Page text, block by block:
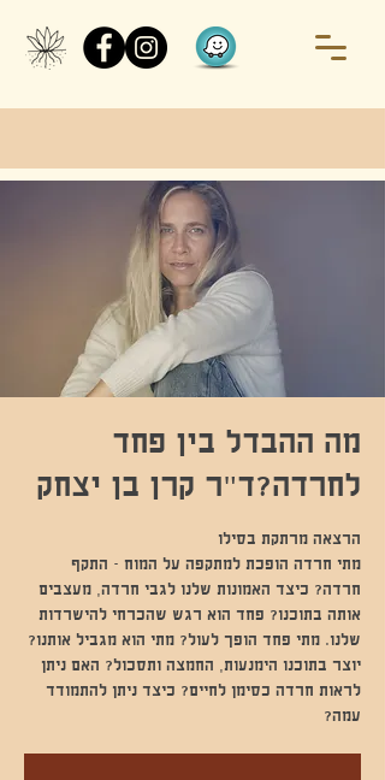
מה ההבדל בין פחד
לחרדה?ד״ר קרן בן יצחק
מתי חרדה הופכת למתקפה על המוח - התקף
חרדה? כיצד האמונות שלנו לגבי חרדה, מעצבים
אותה בתוכנו? פחד הוא רגש שהכרחי להישרדות
שלנו. מתי פחד הופך לעול? מתי הוא מגביל אותנו?
יוצר בתוכנו הימנעות, החמצה ותסכול? האם ניתן
לראות חרדה כסימן לחיים? כיצד ניתן להתמודד
עמה?